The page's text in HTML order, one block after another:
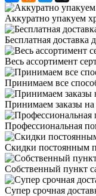
Аккуратно упакуем
Бесплатная доставка
Весь ассортимент
Принимаем все
Принимаем заказы на
Профессиональная
Скидки постоянным
Собственный пункт
Супер срочная